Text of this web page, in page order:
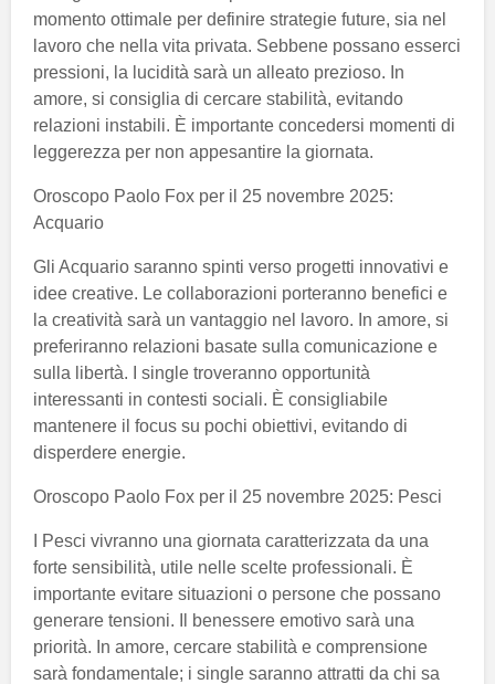
momento ottimale per definire strategie future, sia nel
lavoro che nella vita privata. Sebbene possano esserci
pressioni, la lucidità sarà un alleato prezioso. In
amore, si consiglia di cercare stabilità, evitando
relazioni instabili. È importante concedersi momenti di
leggerezza per non appesantire la giornata.
Oroscopo Paolo Fox per il 25 novembre 2025:
Acquario
Gli Acquario saranno spinti verso progetti innovativi e
idee creative. Le collaborazioni porteranno benefici e
la creatività sarà un vantaggio nel lavoro. In amore, si
preferiranno relazioni basate sulla comunicazione e
sulla libertà. I single troveranno opportunità
interessanti in contesti sociali. È consigliabile
mantenere il focus su pochi obiettivi, evitando di
disperdere energie.
Oroscopo Paolo Fox per il 25 novembre 2025: Pesci
I Pesci vivranno una giornata caratterizzata da una
forte sensibilità, utile nelle scelte professionali. È
importante evitare situazioni o persone che possano
generare tensioni. Il benessere emotivo sarà una
priorità. In amore, cercare stabilità e comprensione
sarà fondamentale; i single saranno attratti da chi sa